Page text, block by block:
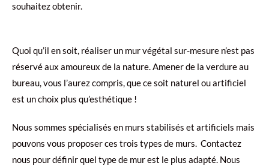
souhaitez obtenir.
Quoi qu’il en soit, réaliser un mur végétal sur-mesure n’est pas
réservé aux amoureux de la nature. Amener de la verdure au
bureau, vous l’aurez compris, que ce soit naturel ou artificiel
est un choix plus qu’esthétique !
Nous sommes spécialisés en murs stabilisés et artificiels mais
pouvons vous proposer ces trois types de murs. Contactez
nous pour définir quel type de mur est le plus adapté. Nous